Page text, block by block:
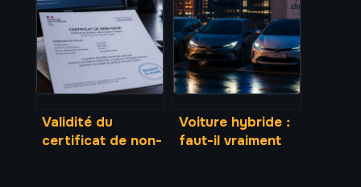
réparation
voiture électrique
Validité du
certificat de non-
Voiture hybride :
faut-il vraiment